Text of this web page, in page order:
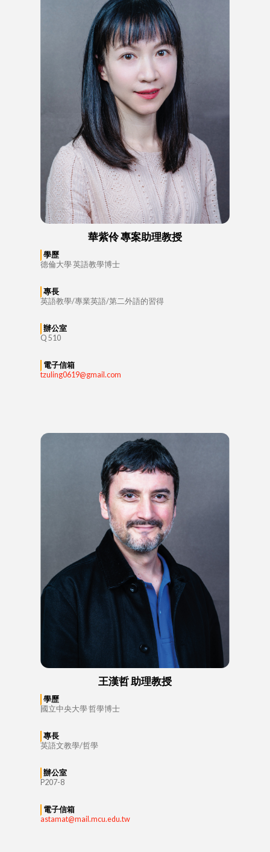
華紫伶 專案助理教授
學歷
德倫大學 英語教學博士
專長
英語教學/專業英語/第二外語的習得
辦公室
Q 510
電子信箱
tzuling0619@gmail.com
王漢哲 助理教授
學歷
國立中央大學 哲學博士
專長
英語文教學/哲學
辦公室
P207-8
電子信箱
astamat@mail.mcu.edu.tw